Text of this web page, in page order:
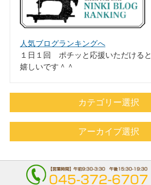
人気ブログランキングへ
１日１回 ポチッと応援いただけると
嬉しいです＾＾
カテゴリー選択
アーカイブ選択